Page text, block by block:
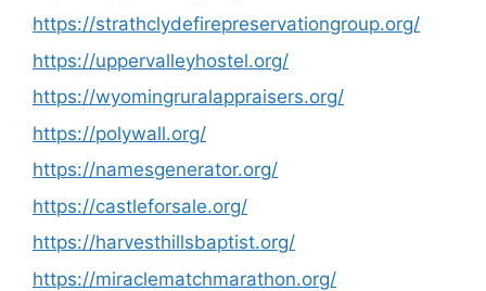
https://strathclydefirepreservationgroup.org/
https://uppervalleyhostel.org/
https://wyomingruralappraisers.org/
https://polywall.org/
https://namesgenerator.org/
https://castleforsale.org/
https://harvesthillsbaptist.org/
https://miraclematchmarathon.org/